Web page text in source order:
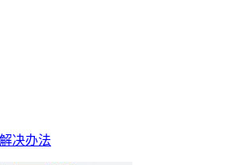
决办法